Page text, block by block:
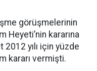
görüşmelerinin
Heyeti’nin kararına
2012 yılı için yüzde
kararı vermişti.